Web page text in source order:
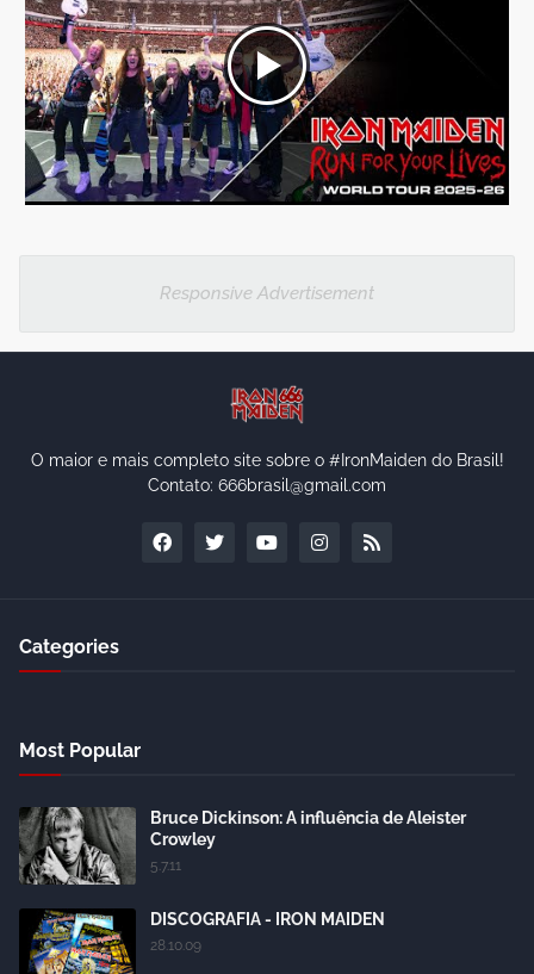
Responsive Advertisement
O maior e mais completo site sobre o #IronMaiden do Brasil!
Contato: 666brasil@gmail.com
Categories
Most Popular
Bruce Dickinson: A influência de Aleister
Crowley
5.7.11
DISCOGRAFIA - IRON MAIDEN
28.10.09